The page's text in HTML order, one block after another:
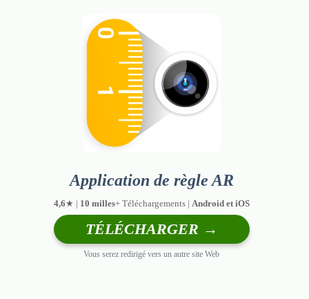
Application de règle AR
4,6★ | 10 milles+ Téléchargements | Android et iOS
TÉLÉCHARGER →
Vous serez redirigé vers un autre site Web